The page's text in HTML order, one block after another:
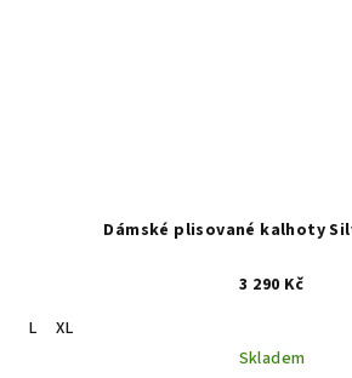
Dámské plisované kalhoty
3 290 Kč
L
XL
Skladem